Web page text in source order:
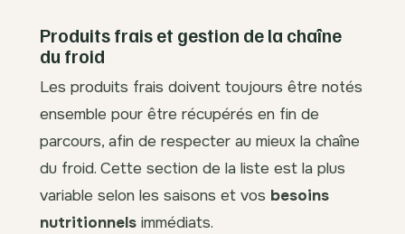
Produits frais et gestion de la chaîne
du froid
Les produits frais doivent toujours être notés
ensemble pour être récupérés en fin de
parcours, afin de respecter au mieux la chaîne
du froid. Cette section de la liste est la plus
variable selon les saisons et vos besoins
nutritionnels immédiats.